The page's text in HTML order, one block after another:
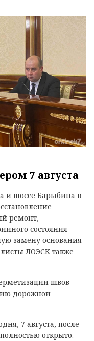
7 августа
и шоссе Барыбина в
ремонт,
состояния
замену основания
ЛОЭСК также
швов
дорожной
7 августа, после
открыто.